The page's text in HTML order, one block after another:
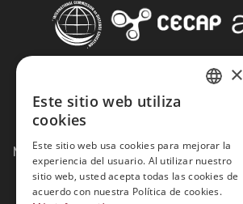
Métodos de Pago:
×
Este sitio web utiliza
cookies
Este sitio web usa cookies para mejorar la
experiencia del usuario. Al utilizar nuestro
sitio web, usted acepta todas las cookies de
acuerdo con nuestra Política de cookies.